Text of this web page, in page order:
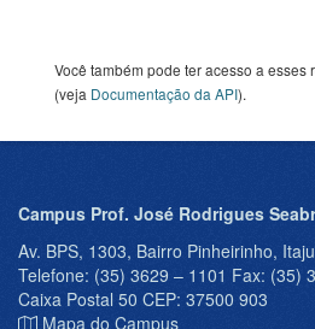
Você também pode ter acesso a esses
(veja Documentação da API).
Campus Prof. José Rodrigues
Av. BPS, 1303, Bairro Pinheirinho,
Telefone: (35) 3629 – 1101 Fax: (35)
Caixa Postal 50 CEP: 37500 903
Mapa do Campus